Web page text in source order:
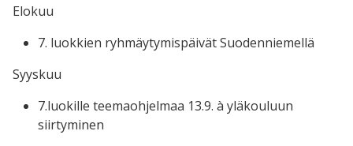
Elokuu
7. luokkien ryhmäytymispäivät Suodenniemellä
Syyskuu
7.luokille teemaohjelmaa 13.9. à yläkouluun
siirtyminen